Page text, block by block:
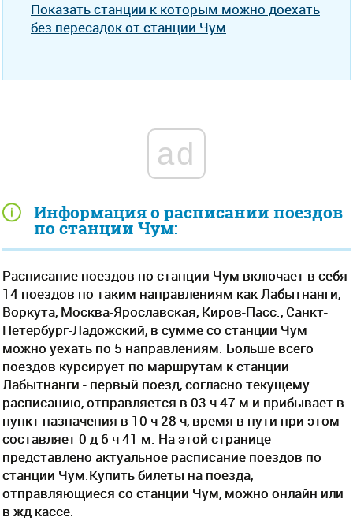
Информация о расписании поездов
по станции Чум:
Расписание поездов по станции Чум включает в себя
14 поездов по таким направлениям как Лабытнанги,
Воркута, Москва-Ярославская, Киров-Пасс., Санкт-
Петербург-Ладожский, в сумме со станции Чум
можно уехать по 5 направлениям. Больше всего
поездов курсирует по маршрутам к станции
Лабытнанги - первый поезд, согласно текущему
расписанию, отправляется в 03 ч 47 м и прибывает в
пункт назначения в 10 ч 28 ч, время в пути при этом
составляет 0 д 6 ч 41 м. На этой странице
представлено актуальное расписание поездов по
станции Чум.Купить билеты на поезда,
отправляющиеся со станции Чум, можно онлайн или
в жд кассе.
Показать станции к которым можно доехать
без пересадок от станции Чум
ad